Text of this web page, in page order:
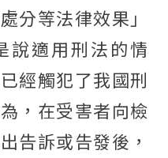
分等法律效果」
說適用刑法的情
經觸犯了我國刑
，在受害者向檢
告訴或告發後，